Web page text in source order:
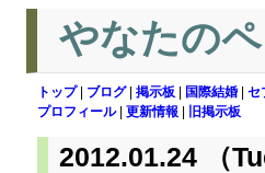
やなたの
トップ| ブログ| 掲示板 国際結婚 セ
プロフィール| 更新情報 旧掲示板
2012.01.24 （